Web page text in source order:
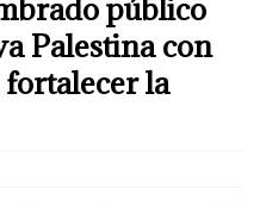
público
Palestina con
la